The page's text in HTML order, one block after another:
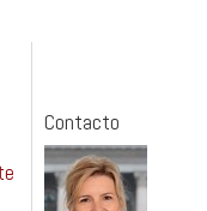
Contacto